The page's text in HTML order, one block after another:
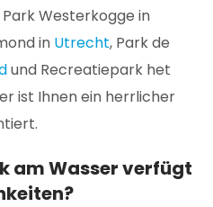
Westerkogge in
in Utrecht, Park de
und Recreatiepark het
ist Ihnen ein herrlicher
am Wasser verfügt